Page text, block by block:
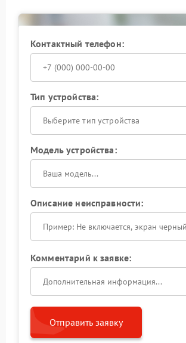
Контактный телефон:
Тип устройства:
Выберите тип устройства
Модель устройства:
Описание неисправности:
Комментарий к заявке:
Отправить заявку